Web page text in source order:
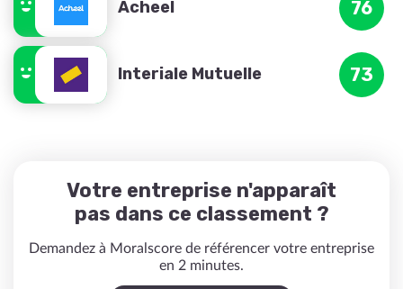
Acheel 76
Interiale Mutuelle 73
Votre entreprise n'apparaît
pas dans ce classement ?
Demandez à Moralscore de référencer votre entreprise
en 2 minutes.